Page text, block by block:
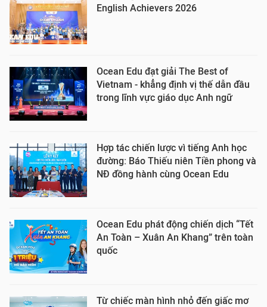
English Achievers 2026
Ocean Edu đạt giải The Best of
Vietnam - khẳng định vị thế dẫn đầu
trong lĩnh vực giáo dục Anh ngữ
Hợp tác chiến lược vì tiếng Anh học
đường: Báo Thiếu niên Tiền phong và
NĐ đồng hành cùng Ocean Edu
Ocean Edu phát động chiến dịch “Tết
An Toàn – Xuân An Khang” trên toàn
quốc
Từ chiếc màn hình nhỏ đến giấc mơ